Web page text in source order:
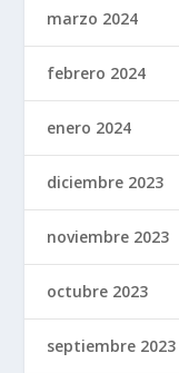
marzo 2024
febrero 2024
enero 2024
diciembre 2023
noviembre 2023
octubre 2023
septiembre 2023